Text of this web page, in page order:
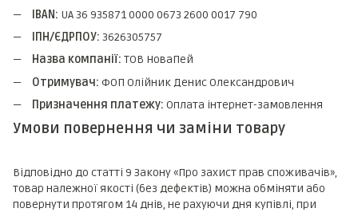
IBAN: UA 36 935871 0000 0673 2600 0017 790
ІПН/ЄДРПОУ: 3626305757
Назва компанії: ТОВ НоваПей
Отримувач: ФОП Олійник Денис Олександрович
Призначення платежу: Оплата інтернет-замовлення
Умови повернення чи заміни товару
Відповідно до статті 9 Закону «Про захист прав споживачів»,
товар належної якості (без дефектів) можна обміняти або
повернути протягом 14 днів, не рахуючи дня купівлі, при